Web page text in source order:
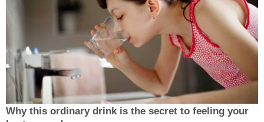
Why this ordinary drink is the secret to feeling your